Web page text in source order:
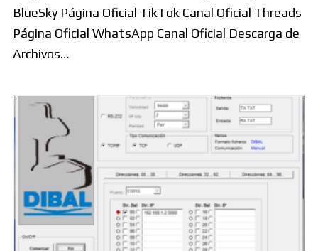
BlueSky Página Oficial TikTok Canal Oficial Threads
Página Oficial WhatsApp Canal Oficial Descarga de
Archivos…